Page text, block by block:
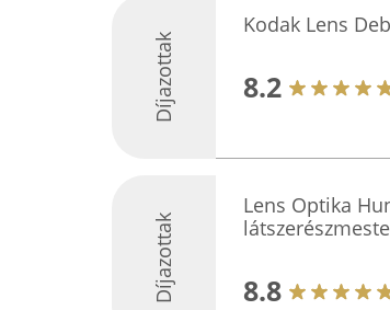
Díjazottak
Kodak Lens
8.2
Díjazottak
Lens Optika
8.8